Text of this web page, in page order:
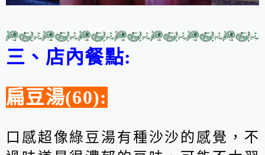
三、店內餐點:
扁豆湯(60):
口感超像綠豆湯有種沙沙的感覺，不